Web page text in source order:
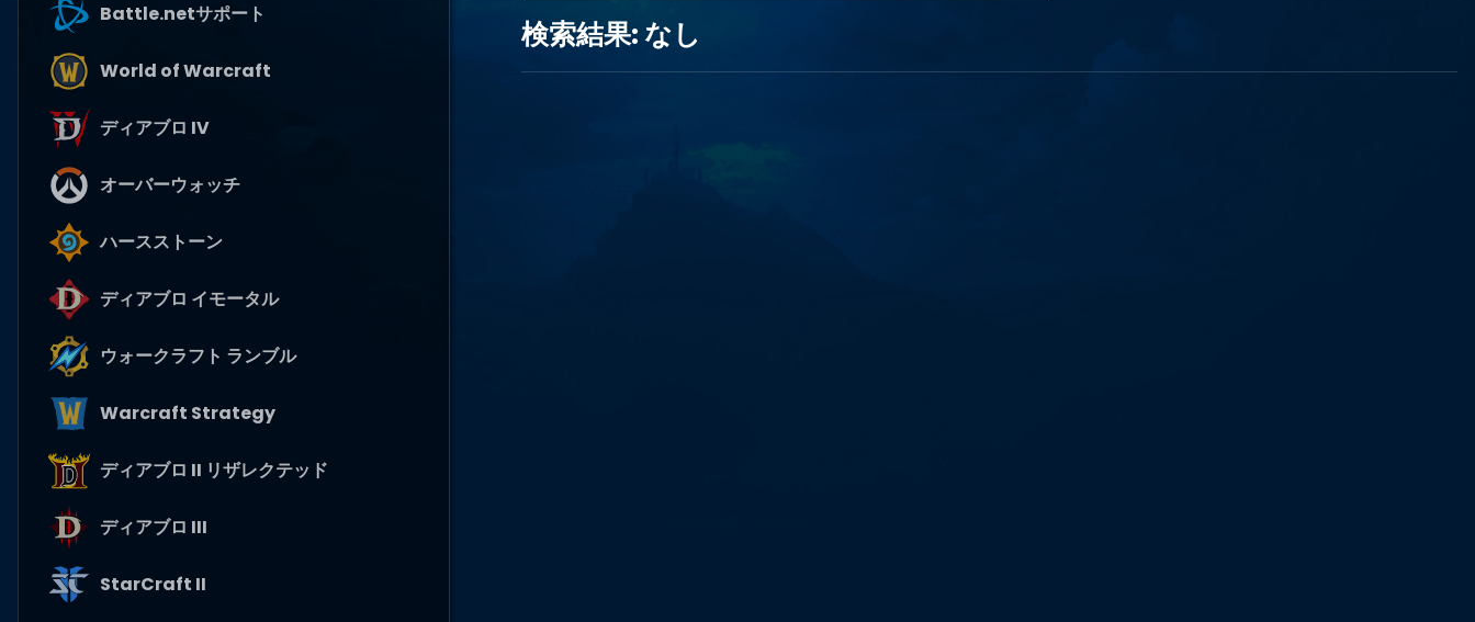
Battle.netサポート
World of Warcraft
ディアブロ IV
オーバーウォッチ
ハースストーン
ディアブロ イモータル
ウォークラフト ランブル
Warcraft Strategy
ディアブロ II リザレクテッド
ディアブロ III
StarCraft II
結
果:
検索結果: なし